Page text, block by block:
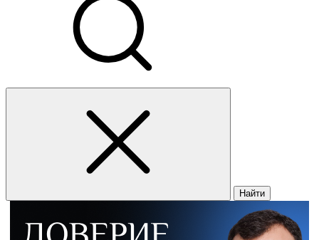
Найти